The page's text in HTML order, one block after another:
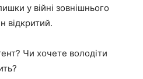
у війні зовнішнього
відкритий.
Чи хочете володіти